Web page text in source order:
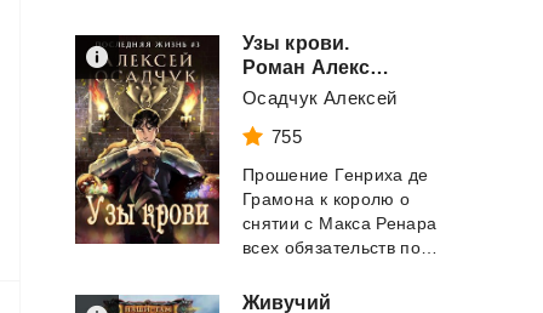
Узы крови.
Роман Алексея Осадчука
Осадчук Алексей
755
Прошение Генриха де
Грамона к королю о
снятии с Макса Ренара
Живучий